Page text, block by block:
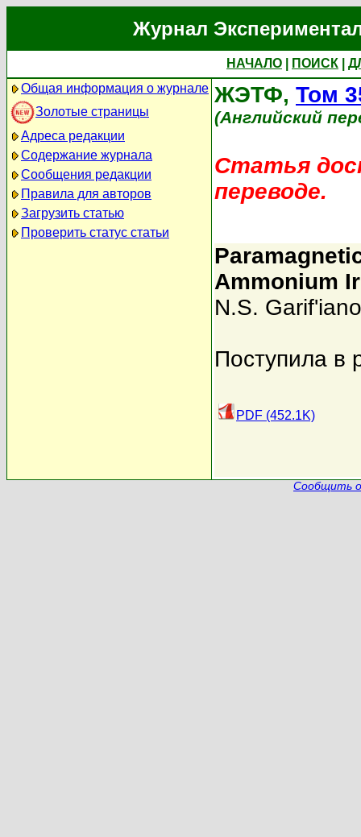
Журнал
НАЧАЛО ПОИСК
Общая информация о журнале
Золотые страницы
Адреса редакции
Содержание журнала
Сообщения редакции
Правила для авторов
Загрузить статью
Проверить статус статьи
ЖЭТФ, Том
(Английский
Статья
переводе.
Ammonium
N.S.
Поступила в
PDF (452.1K)
Сообщить о